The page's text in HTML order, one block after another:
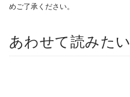
めご了承ください。
あわせて読みたい